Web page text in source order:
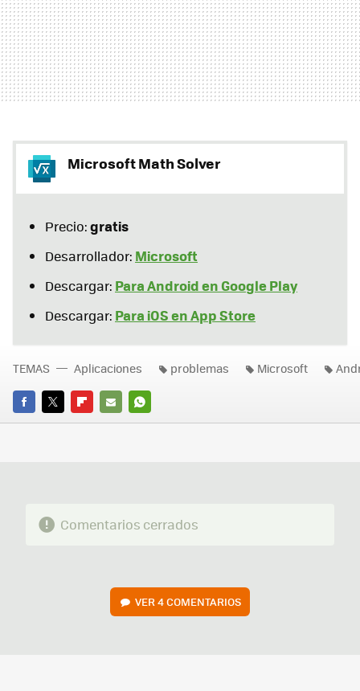
Microsoft Math Solver
Precio:gratis
Desarrollador: Microsoft
Descargar: Para Android en Google Play
Descargar: Para iOS en App Store
FACEBOOK
TWITTERFLIPBOARD
E-
WHATSAPP
TEMAS Aplicaciones problemas Microsoft
Comentarios cerrados
VER4 COMENTARIOS